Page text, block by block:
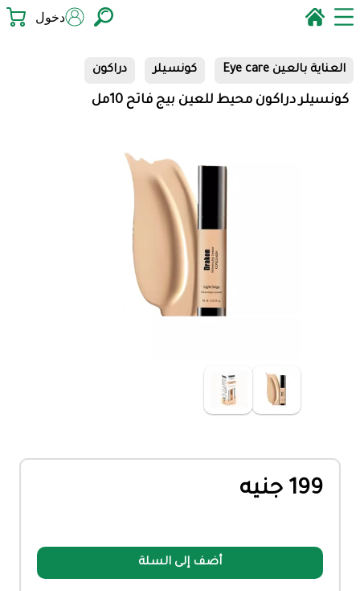
دخول
العناية بالعين Eye care كونسيلر دراكون
كونسيلر دراكون محيط للعين بيج فاتح 10مل
199 جنيه
أضف إلى السلة